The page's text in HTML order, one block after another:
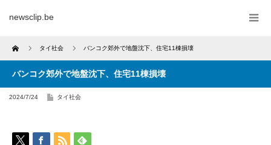
newsclip.be
Home タイ社会 バンコク郊外で地盤沈下、住宅11棟損壊
バンコク郊外で地盤沈下、住宅11棟損壊
2024/7/24 タイ社会